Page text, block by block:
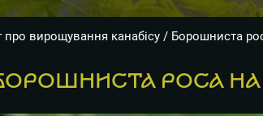
про вирощування канабісу/ Борошниста
РОСА НА